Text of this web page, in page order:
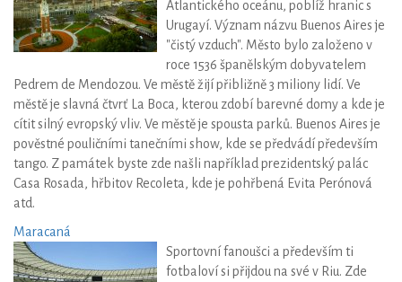
Atlantického oceánu, poblíž hranic s
Urugayí. Význam názvu Buenos Aires je
"čistý vzduch". Město bylo založeno v
roce 1536 španělským dobyvatelem
Pedrem de Mendozou. Ve městě žijí přibližně 3 miliony lidí. Ve
městě je slavná čtvrť La Boca, kterou zdobí barevné domy a kde je
cítit silný evropský vliv. Ve městě je spousta parků. Buenos Aires je
pověstné pouličními tanečními show, kde se předvádí především
tango. Z památek byste zde našli například prezidentský palác
Casa Rosada, hřbitov Recoleta, kde je pohřbená Evita Perónová
atd.
Maracaná
Sportovní fanoušci a především ti
fotbaloví si přijdou na své v Riu. Zde